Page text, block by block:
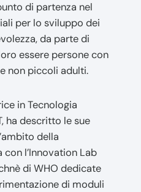
di partenza nel
per lo sviluppo dei
da parte di
essere persone con
non piccoli adulti.
in Tecnologia
ha descritto le sue
della
l’Innovation Lab
di WHO dedicate
di moduli